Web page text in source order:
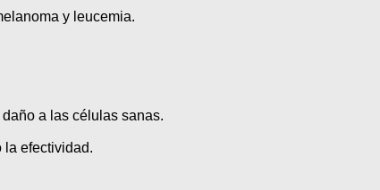
y leucemia.
a las células sanas.
la efectividad.